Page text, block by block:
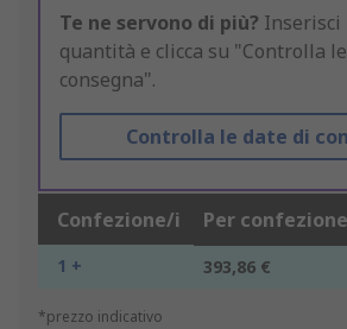
Te ne servono di più? Inserisci
quantità e clicca su "Controlla
consegna".
Controlla le date di
Confezione/i Per confezione
1 + 393,86 €
*prezzo indicativo